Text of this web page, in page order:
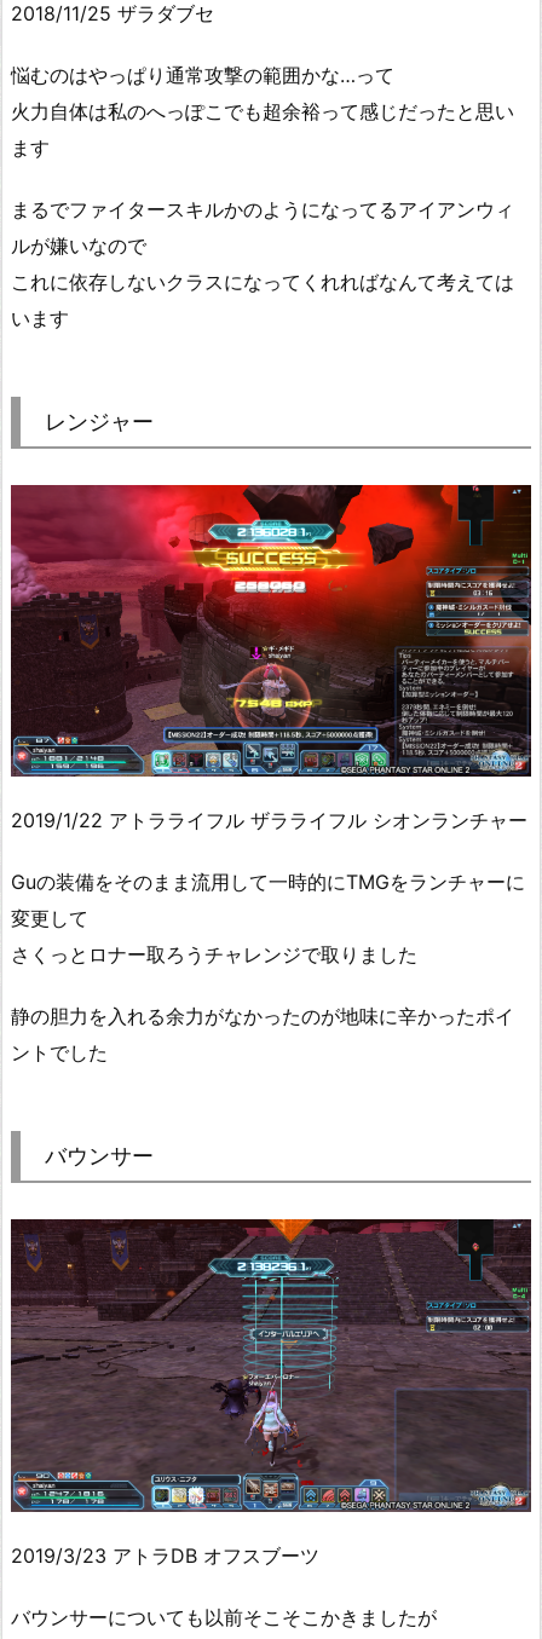
2018/11/25 ザラダブセ
悩むのはやっぱり通常攻撃の範囲かな…って
火力自体は私のへっぽこでも超余裕って感じだったと思い
ます
まるでファイタースキルかのようになってるアイアンウィ
ルが嫌いなので
これに依存しないクラスになってくれればなんて考えては
います
レンジャー
2019/1/22 アトラライフル ザラライフル シオンランチャー
Guの装備をそのまま流用して一時的にTMGをランチャーに
変更して
さくっとロナー取ろうチャレンジで取りました
静の胆力を入れる余力がなかったのが地味に辛かったポイ
ントでした
バウンサー
2019/3/23 アトラDB オフスブーツ
バウンサーについても以前そこそこかきましたが